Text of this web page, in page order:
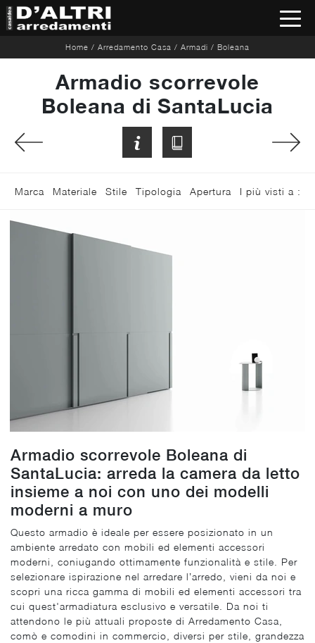
Home / Arredamento Casa / Armadi / Boleana
Armadio scorrevole
Boleana di SantaLucia
Marca Materiale Stile Tipologia Apertura I più visti a :
Armadio scorrevole Boleana di
SantaLucia: arreda la camera da letto
insieme a noi con uno dei modelli
moderni a muro
Questo armadio è ideale per essere posizionato in un
ambiente arredato con mobili ed elementi accessori
moderni, coniugando ottimamente funzionalità e stile. Per
selezionare ispirazione nel arredare l’arredo, vieni da noi e
scopri una ricca gamma di mobili ed elementi accessori tra
cui quest'armadiatura esclusivo e versatile. Da noi ti
attendono le più attuali proposte di Arredamento Casa,
comò e comodini in commercio, diversi per stile, grandezza